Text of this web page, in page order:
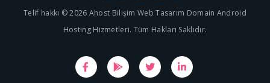
Telif hakkı © 2026 Ahost Bilişim Web Tasarım Domain Android
Hosting Hizmetleri. Tüm Hakları Saklıdır.